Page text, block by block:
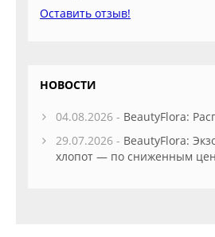
Оставить отзыв!
НОВОСТИ
04.08.2026 - BeautyFlora:
29.07.2026 - BeautyFlora:
хлопот — по сниженным